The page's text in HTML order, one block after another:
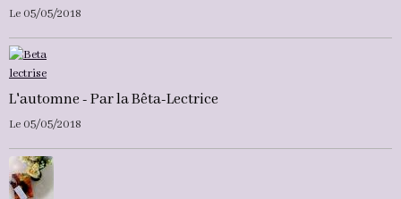
Le 05/05/2018
L'automne - Par la Bêta-Lectrice
Le 05/05/2018